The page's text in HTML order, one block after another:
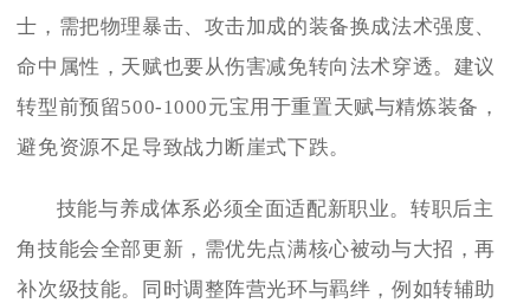
士，需把物理暴击、攻击加成的装备换成法术强度、
命中属性，天赋也要从伤害减免转向法术穿透。建议
转型前预留500-1000元宝用于重置天赋与精炼装备，
避免资源不足导致战力断崖式下跌。
技能与养成体系必须全面适配新职业。转职后主
角技能会全部更新，需优先点满核心被动与大招，再
补次级技能。同时调整阵营光环与羁绊，例如转辅助